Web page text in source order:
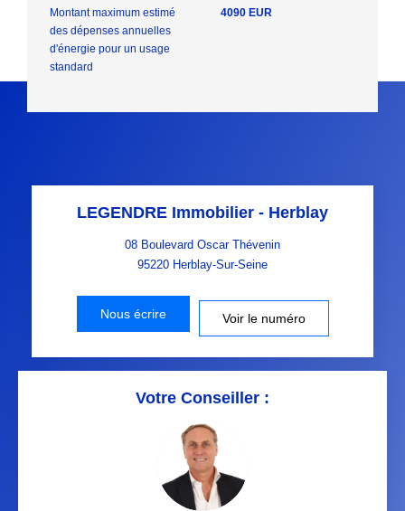
Montant maximum estimé
des dépenses annuelles
d'énergie pour un usage
standard
4090 EUR
LEGENDRE Immobilier - Herblay
08 Boulevard Oscar Thévenin
95220 Herblay-Sur-Seine
Nous écrire Voir le numéro
Votre Conseiller :